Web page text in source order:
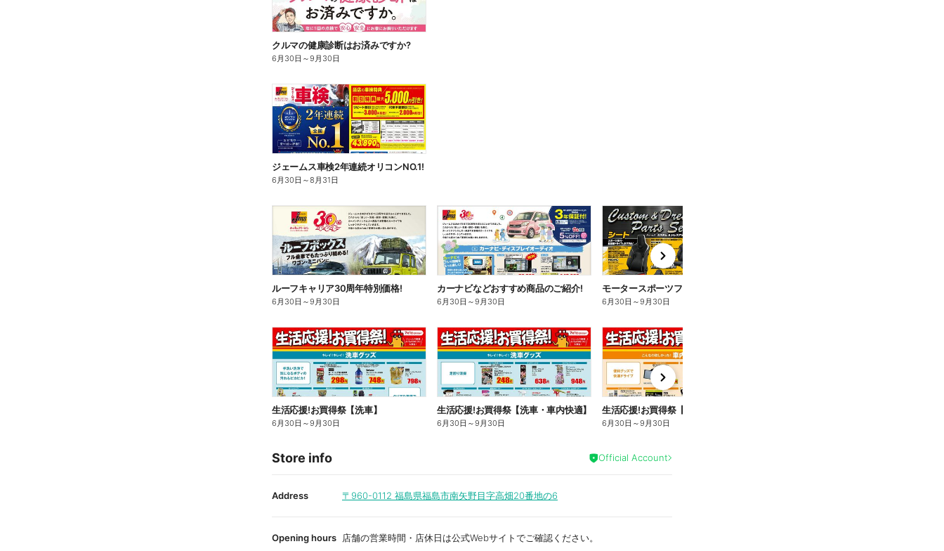
クルマの健康診断はお済みですか?
6月30日 ～9月30日
ジェームス車検2年連続オリコンNO.1!
6月30日 ～8月31日
ルーフキャリア30周年特別価格!
6月30日 ～9月30日
カーナビなどおすすめ商品のご紹介!
6月30日 ～9月30日
モータースポーツファン必見!
6月30日 ～9月30日
n
e
x
t
生活応援!お買得祭【洗車】
6月30日 ～9月30日
生活応援!お買得祭【洗車・車内快適】
6月30日 ～9月30日
生活応援!お買得祭【車内快適】
6月30日 ～9月30日
n
e
x
t
Store info Official Account
Address 〒960-0112 福島県福島市南矢野目字高畑20番地の6
Opening hours 店舗の営業時間・店休日は公式Webサイトでご確認ください。